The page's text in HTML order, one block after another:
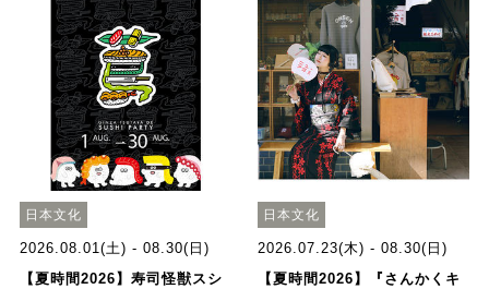
日本文化
2026.08.01(土) - 08.30(日)
【夏時間2026】寿司怪獣スシ
日本文化
2026.07.23(木) - 08.30(日)
【夏時間2026】『さんかくキ